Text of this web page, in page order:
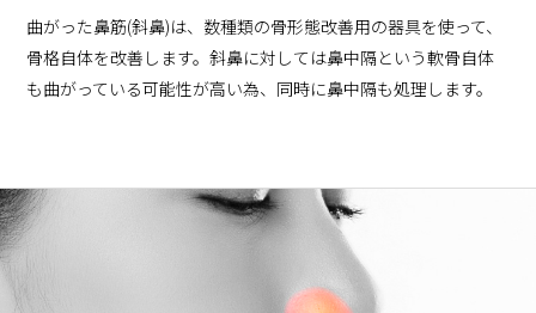
曲がった鼻筋(斜鼻)は、数種類の骨形態改善用の器具を使って、
骨格自体を改善します。斜鼻に対しては鼻中隔という軟骨自体
も曲がっている可能性が高い為、同時に鼻中隔も処理します。